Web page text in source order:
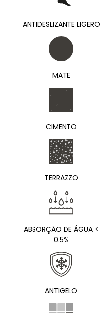
ANTIDESLIZANTE LIGERO
MATE
CIMENTO
TERRAZZO
ABSORÇÃO DE ÁGUA <
0.5%
ANTIGELO